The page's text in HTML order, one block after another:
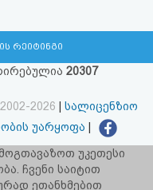
რეიტინგი
20307
2026
სალიცენზიო
უარყოფა
ვერსია ბმულზე
უკეთესი
ჩვენი საიტით
ეთანხმებით